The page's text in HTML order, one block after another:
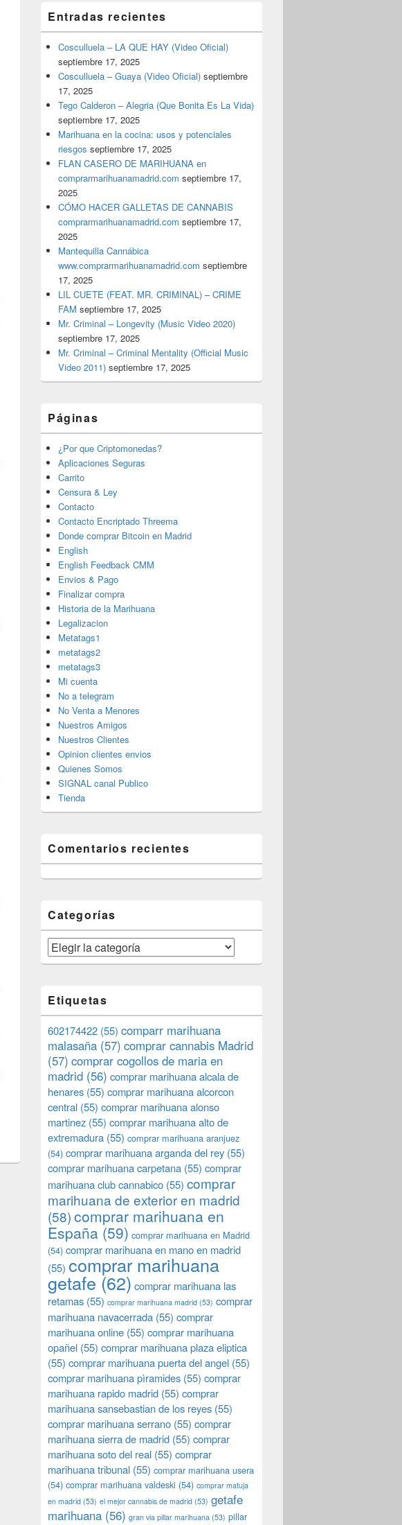
Entradas recientes
Cosculluela – LA QUE HAY (Video Oficial)
septiembre 17, 2025
Cosculluela – Guaya (Video Oficial) septiembre
17, 2025
Tego Calderon – Alegria (Que Bonita Es La Vida)
septiembre 17, 2025
Marihuana en la cocina: usos y potenciales
riesgos septiembre 17, 2025
FLAN CASERO DE MARIHUANA en
comprarmarihuanamadrid.com septiembre 17,
2025
CÓMO HACER GALLETAS DE CANNABIS
comprarmarihuanamadrid.com septiembre 17,
2025
Mantequilla Cannábica
www.comprarmarihuanamadrid.com septiembre
17, 2025
LIL CUETE (FEAT. MR. CRIMINAL) – CRIME
FAM septiembre 17, 2025
Mr. Criminal – Longevity (Music Video 2020)
septiembre 17, 2025
Mr. Criminal – Criminal Mentality (Official Music
Video 2011) septiembre 17, 2025
Páginas
¿Por que Criptomonedas?
Aplicaciones Seguras
Carrito
Censura & Ley
Contacto
Contacto Encriptado Threema
Donde comprar Bitcoin en Madrid
English
English Feedback CMM
Envios & Pago
Finalizar compra
Historia de la Marihuana
Legalizacion
Metatags1
metatags2
metatags3
Mi cuenta
No a telegram
No Venta a Menores
Nuestros Amigos
Nuestros Clientes
Opinion clientes envios
Quienes Somos
SIGNAL canal Publico
Tienda
Comentarios recientes
Categorías
Categorías
Etiquetas
602174422 (55) comparr marihuana
malasaña (57) comprar cannabis Madrid
(57) comprar cogollos de maria en
madrid (56) comprar marihuana alcala de
henares (55) comprar marihuana alcorcon
central (55) comprar marihuana alonso
martinez (55) comprar marihuana alto de
extremadura (55) comprar marihuana aranjuez
(54) comprar marihuana arganda del rey (55)
comprar marihuana carpetana (55) comprar
marihuana club cannabico (55) comprar
marihuana de exterior en madrid
(58)comprar marihuana en
España (59) comprar marihuana en Madrid
(54) comprar marihuana en mano en madrid
(55) comprar marihuana
getafe (62) comprar marihuana las
retamas (55) comprar marihuana madrid (53) comprar
marihuana navacerrada (55) comprar
marihuana online (55) comprar marihuana
opañel (55) comprar marihuana plaza eliptica
(55) comprar marihuana puerta del angel (55)
comprar marihuana pìramides (55) comprar
marihuana rapido madrid (55) comprar
marihuana sansebastian de los reyes (55)
comprar marihuana serrano (55) comprar
marihuana sierra de madrid (55) comprar
marihuana soto del real (55) comprar
marihuana tribunal (55) comprar marihuana usera
(54) comprar marihuana valdeski (54) comprar matuja
en madrid (53) el mejor cannabis de madrid (53) getafe
marihuana (56) gran via pillar marihuana (53) pillar